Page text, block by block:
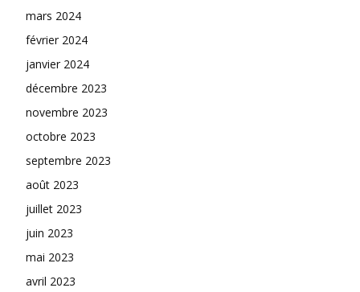
mars 2024
février 2024
janvier 2024
décembre 2023
novembre 2023
octobre 2023
septembre 2023
août 2023
juillet 2023
juin 2023
mai 2023
avril 2023